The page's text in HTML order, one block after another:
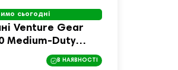
сьогодні
Venture Gear
Medium-Duty
В НАЯВНОСТІ